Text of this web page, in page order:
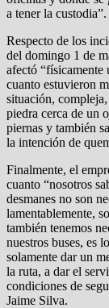
a tener la custodia”.
Respecto de los
del domingo 1 de
afectó “físicamente
cuanto estuvieron
situación,
piedra cerca de un
piernas y también
la intención de
Finalmente, el
cuanto “nosotros
desmanes no son
lamentablemente,
también tenemos
nuestros buses, es
solamente dar un
la ruta, a dar el
condiciones de
Jaime Silva.